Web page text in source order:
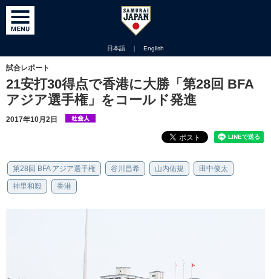
日本語 ｜ English
試合レポート
21安打30得点で香港に大勝「第28回 BFA
アジア選手権」をコールド発進
2017年10月2日
第28回 BFA アジア選手権 谷川昌希 山内佑規 田中俊太
神里和毅 香港